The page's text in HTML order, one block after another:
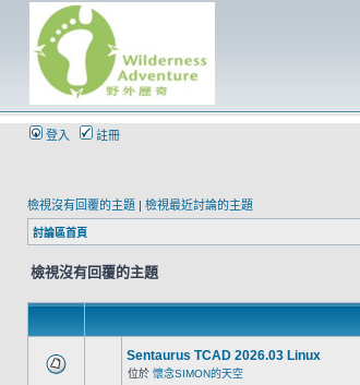
登入 註冊
檢視沒有回覆的主題 | 檢視最近討論的主題
討論區首頁
檢視沒有回覆的主題
Sentaurus TCAD 2026.03 Linux
位於 懷念SIMON的天空